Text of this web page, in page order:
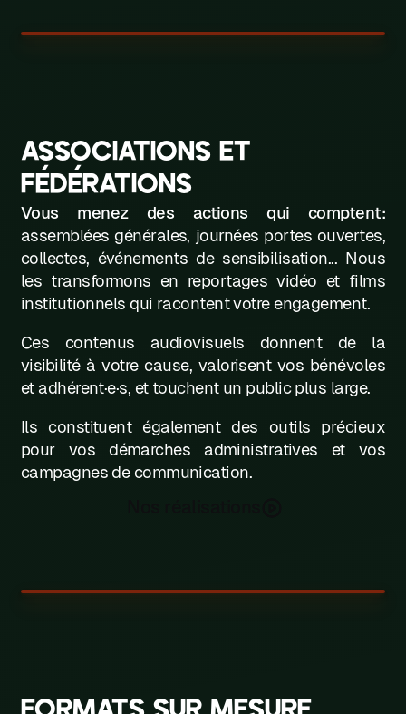
ASSOCIATIONS ET
FÉDÉRATIONS
Vous menez des actions qui comptent:
assemblées générales, journées portes ouvertes,
collectes, événements de sensibilisation... Nous
les transformons en reportages vidéo et films
institutionnels qui racontent votre engagement.
Ces contenus audiovisuels donnent de la
visibilité à votre cause, valorisent vos bénévoles
et adhérent·e·s, et touchent un public plus large.
Ils constituent également des outils précieux
pour vos démarches administratives et vos
campagnes de communication.